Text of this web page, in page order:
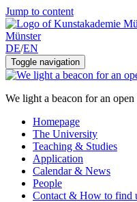
Jump to content
DE/EN
Toggle navigation
We light a beacon for an
Homepage
The University
Teaching & Studies
Application
Calendar & News
People
Contact & How to find